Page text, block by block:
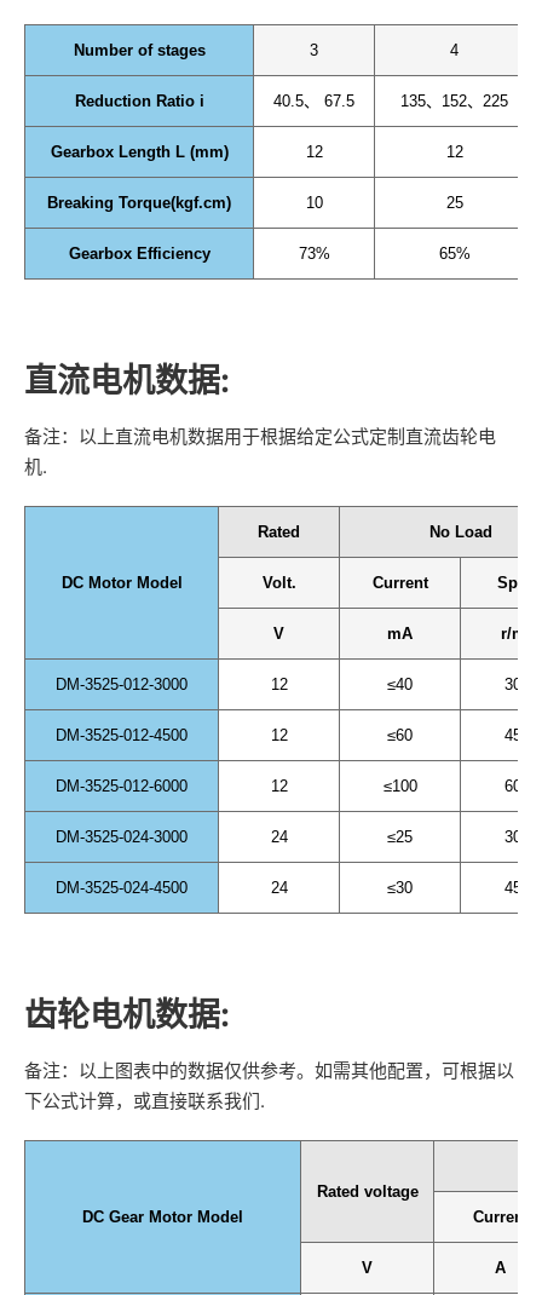
Number of stages 3 4
Reduction Ratio i 40.5、 67.5 135、152、225
Gearbox Length L (mm) 12 12
Breaking Torque(kgf.cm) 10 25
Gearbox Efficiency 73% 65%
直流电机数据:
备注：以上直流电机数据用于根据给定公式定制直流齿轮电
机.
DC Motor Model
Rated No Load
Volt. Current
V mA r/min
DM-3525-012-3000 12 ≤40 3000
DM-3525-012-4500 12 ≤60 4500
DM-3525-012-6000 12 ≤100 6000
DM-3525-024-3000 24 ≤25 3000
DM-3525-024-4500 24 ≤30 4500
齿轮电机数据:
备注：以上图表中的数据仅供参考。如需其他配置，可根据以
下公式计算，或直接联系我们.
DC Gear Motor Model
Rated voltage
Current
V A